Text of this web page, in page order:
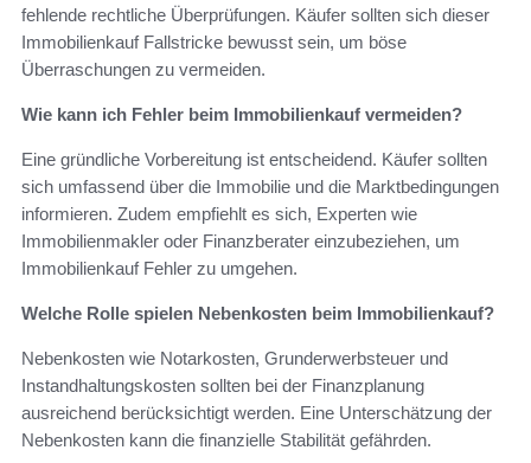
fehlende rechtliche Überprüfungen. Käufer sollten sich dieser
Immobilienkauf Fallstricke bewusst sein, um böse
Überraschungen zu vermeiden.
Wie kann ich Fehler beim Immobilienkauf vermeiden?
Eine gründliche Vorbereitung ist entscheidend. Käufer sollten
sich umfassend über die Immobilie und die Marktbedingungen
informieren. Zudem empfiehlt es sich, Experten wie
Immobilienmakler oder Finanzberater einzubeziehen, um
Immobilienkauf Fehler zu umgehen.
Welche Rolle spielen Nebenkosten beim Immobilienkauf?
Nebenkosten wie Notarkosten, Grunderwerbsteuer und
Instandhaltungskosten sollten bei der Finanzplanung
ausreichend berücksichtigt werden. Eine Unterschätzung der
Nebenkosten kann die finanzielle Stabilität gefährden.